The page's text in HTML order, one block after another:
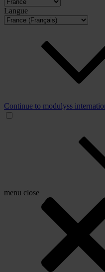
Langue
Continue to modulyss
menu close